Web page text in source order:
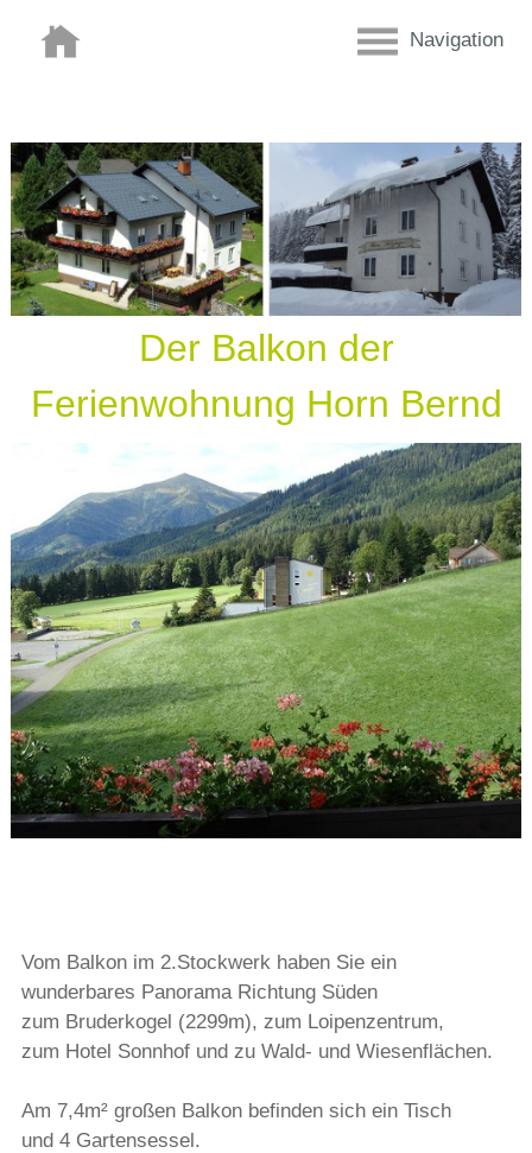
Navigation
Der Balkon der
Ferienwohnung Horn Bernd
Vom Balkon im 2.Stockwerk haben Sie ein
wunderbares Panorama Richtung Süden
zum Bruderkogel (2299m), zum Loipenzentrum,
zum Hotel Sonnhof und zu Wald- und Wiesenflächen.
Am 7,4m² großen Balkon befinden sich ein Tisch
und 4 Gartensessel.